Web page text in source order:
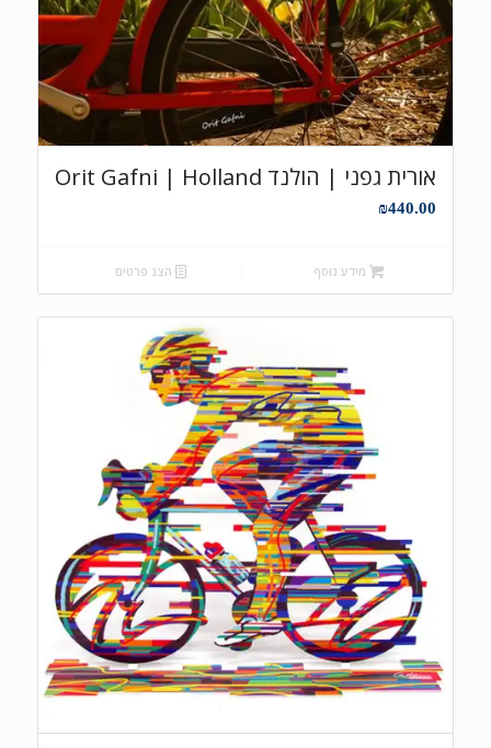
אורית גפני | הולנד Orit Gafni | Holland
₪440.00
מידע נוסף הצג פרטים